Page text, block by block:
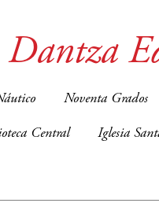
Dantza
Noventa Grados
Central Iglesia